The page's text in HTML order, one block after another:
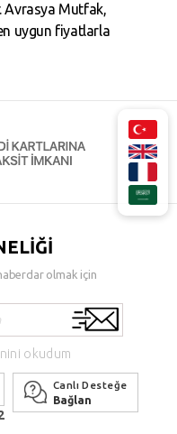
Avrasya Mutfak,
uygun fiyatlarla
olmak için
okudum
Canlı Desteğe
Bağlan